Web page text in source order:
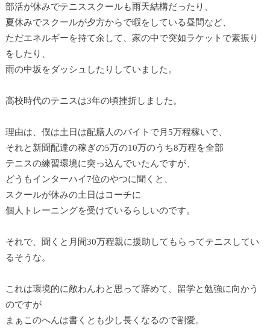
部活が休みでテニススクールも雨天結構だったり、
夏休みでスクールが夕方からで暇をしている昼間など、
ただエネルギーを持て余して、家の中で突如ラケットで素振り
をしたり、
雨の中坂をダッシュしたりしていました。
高校時代のテニスは3年の頃挫折しました。
理由は、僕は土日は配膳人のバイトで月5万程稼いで、
それと新聞配達の稼ぎの5万の10万のうち8万程を全部
テニスの練習環境に突っ込んでいたんですが、
どうもインターハイ7位のやつに聞くと、
スクールが休みの土日はコーチに
個人トレーニングを受けているらしいのです。
それで、聞くと月間30万程親に援助してもらってテニスしてい
るそうな。
これは環境的に敵わんわと思って辞めて、留学と勉強に向かう
のですが
まぁこのへんは書くとも少し長くなるので割愛。